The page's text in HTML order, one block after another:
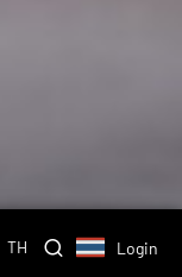
TH Login